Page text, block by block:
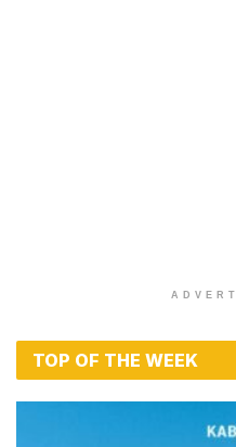
Στίχοι – Lyrics :
BYMAGIC FM 9 ΙΟΥΛΊΟΥ